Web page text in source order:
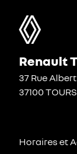
Renault
37 Rue
37100 TOURS
Horaires et